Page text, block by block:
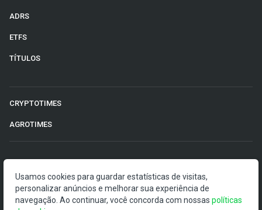
ADRS
ETFS
TÍTULOS
CRYPTOTIMES
AGROTIMES
O Money Times publica matérias de cunho jornalístico, que
visam a democratização da informação. Nossas
Usamos cookies para guardar estatísticas de visitas,
personalizar anúncios e melhorar sua experiência de
navegação. Ao continuar, você concorda com nossas políticas